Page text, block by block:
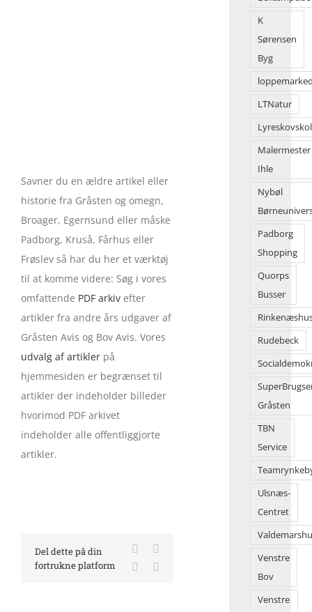
Savner du en ældre artikel eller
historie fra Gråsten og omegn,
Broager, Egernsund eller måske
Padborg, Kruså, Fårhus eller
Frøslev så har du her et værktøj
til at komme videre: Søg i vores
omfattende PDF arkiv efter
artikler fra andre års udgaver af
Gråsten Avis og Bov Avis. Vores
udvalg af artiklerpå
hjemmesiden er begrænset til
artikler der indeholder billeder
hvorimod PDF arkivet
indeholder alle offentliggjorte
artikler.
Del dette på din
fortrukne platform
Facebook
LinkedIn
K
Sørensen
Byg
LTNatur
Malermester
Ihle
Nybøl
Padborg
Shopping
Quorps
Busser
Rudebeck
Gråsten
TBN
Service
Ulsnæs-
Centret
Venstre
Bov
Venstre